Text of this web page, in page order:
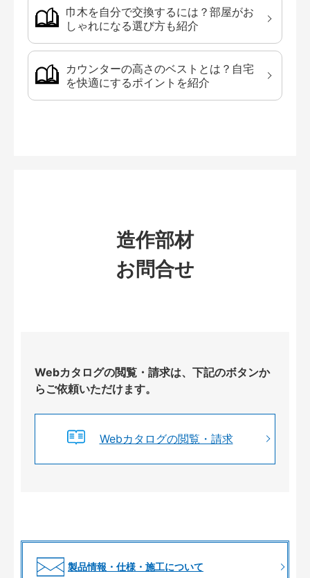
巾木を自分で交換するには？部屋がお
しゃれになる選び方も紹介
カウンターの高さのベストとは？自宅
を快適にするポイントを紹介
造作部材
お問合せ
Webカタログの閲覧・請求は、下記のボタンか
らご依頼いただけます。
Webカタログの閲覧・請求
製品情報・仕様・施工について